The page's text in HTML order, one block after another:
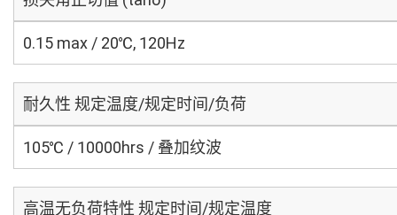
0.15 max / 20℃, 120Hz
耐久性 规定温度/规定时间/负荷
105℃ / 10000hrs / 叠加纹波
高温无负荷特性 规定时间/规定温度